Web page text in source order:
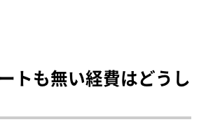
トも無い経費はどうし